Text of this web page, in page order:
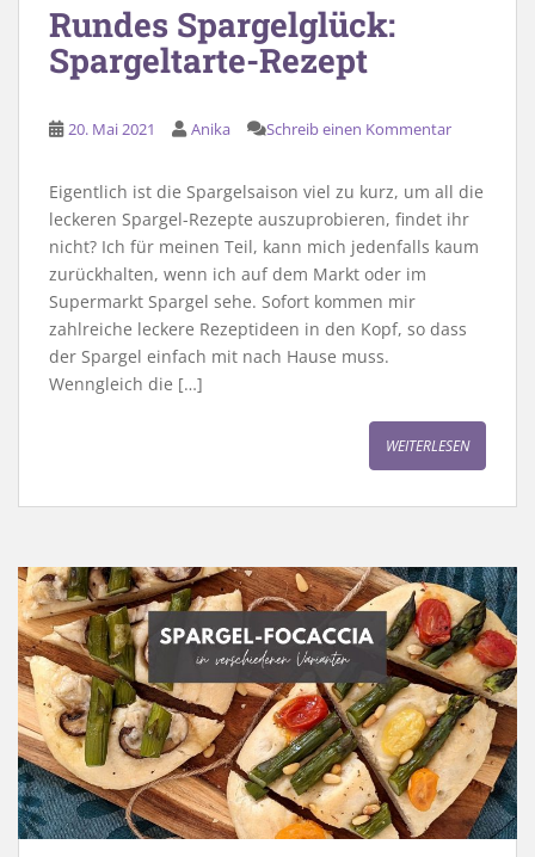
Rundes Spargelglück:
Spargeltarte-Rezept
20. Mai 2021 Anika Schreib einen Kommentar
Eigentlich ist die Spargelsaison viel zu kurz, um all die
leckeren Spargel-Rezepte auszuprobieren, findet ihr
nicht? Ich für meinen Teil, kann mich jedenfalls kaum
zurückhalten, wenn ich auf dem Markt oder im
Supermarkt Spargel sehe. Sofort kommen mir
zahlreiche leckere Rezeptideen in den Kopf, so dass
der Spargel einfach mit nach Hause muss.
Wenngleich die […]
WEITERLESEN